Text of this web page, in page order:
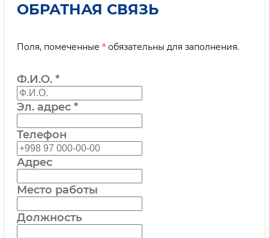
ОБРАТНАЯ СВЯЗЬ
Поля, помеченные * обязательны для заполнения.
Ф.И.О. *
Эл. адрес *
Телефон
Адрес
Место работы
Должность